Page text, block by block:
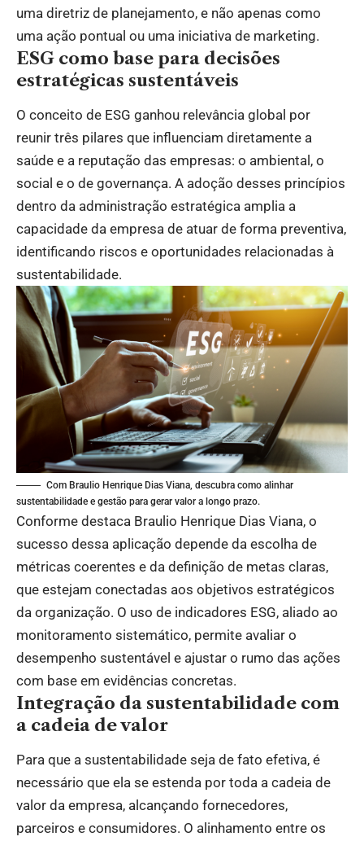
uma diretriz de planejamento, e não apenas como
uma ação pontual ou uma iniciativa de marketing.
ESG como base para decisões
estratégicas sustentáveis
O conceito de ESG ganhou relevância global por
reunir três pilares que influenciam diretamente a
saúde e a reputação das empresas: o ambiental, o
social e o de governança. A adoção desses princípios
dentro da administração estratégica amplia a
capacidade da empresa de atuar de forma preventiva,
identificando riscos e oportunidades relacionadas à
sustentabilidade.
Com Braulio Henrique Dias Viana, descubra como alinhar
sustentabilidade e gestão para gerar valor a longo prazo.
Conforme destaca Braulio Henrique Dias Viana, o
sucesso dessa aplicação depende da escolha de
métricas coerentes e da definição de metas claras,
que estejam conectadas aos objetivos estratégicos
da organização. O uso de indicadores ESG, aliado ao
monitoramento sistemático, permite avaliar o
desempenho sustentável e ajustar o rumo das ações
com base em evidências concretas.
Integração da sustentabilidade com
a cadeia de valor
Para que a sustentabilidade seja de fato efetiva, é
necessário que ela se estenda por toda a cadeia de
valor da empresa, alcançando fornecedores,
parceiros e consumidores. O alinhamento entre os